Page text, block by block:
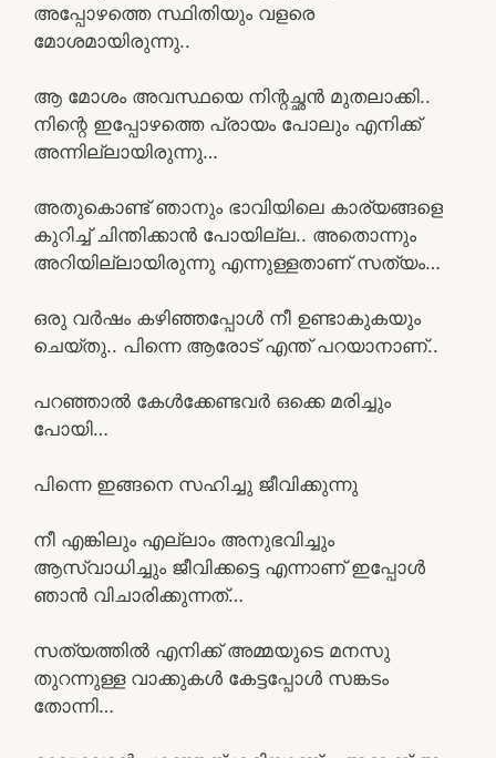
അപ്പോഴത്തെ സ്ഥിതിയും വളരെ
മോശമായിരുന്നു..
ആ മോശം അവസ്ഥയെ നിന്റച്ഛൻ മുതലാക്കി..
നിന്റെ ഇപ്പോഴത്തെ പ്രായം പോലും എനിക്ക്
അന്നില്ലായിരുന്നു…
അതുകൊണ്ട് ഞാനും ഭാവിയിലെ കാര്യങ്ങളെ
കുറിച്ച് ചിന്തിക്കാൻ പോയില്ല.. അതൊന്നും
അറിയില്ലായിരുന്നു എന്നുള്ളതാണ് സത്യം…
ഒരു വർഷം കഴിഞ്ഞപ്പോൾ നീ ഉണ്ടാകുകയും
ചെയ്തു.. പിന്നെ ആരോട് എന്ത്‌ പറയാനാണ്..
പറഞ്ഞാൽ കേൾക്കേണ്ടവർ ഒക്കെ മരിച്ചും
പോയി…
പിന്നെ ഇങ്ങനെ സഹിച്ചു ജീവിക്കുന്നു
നീ എങ്കിലും എല്ലാം അനുഭവിച്ചും
ആസ്വാധിച്ചും ജീവിക്കട്ടെ എന്നാണ് ഇപ്പോൾ
ഞാൻ വിചാരിക്കുന്നത്…
സത്യത്തിൽ എനിക്ക് അമ്മയുടെ മനസു
തുറന്നുള്ള വാക്കുകൾ കേട്ടപ്പോൾ സങ്കടം
തോന്നി…